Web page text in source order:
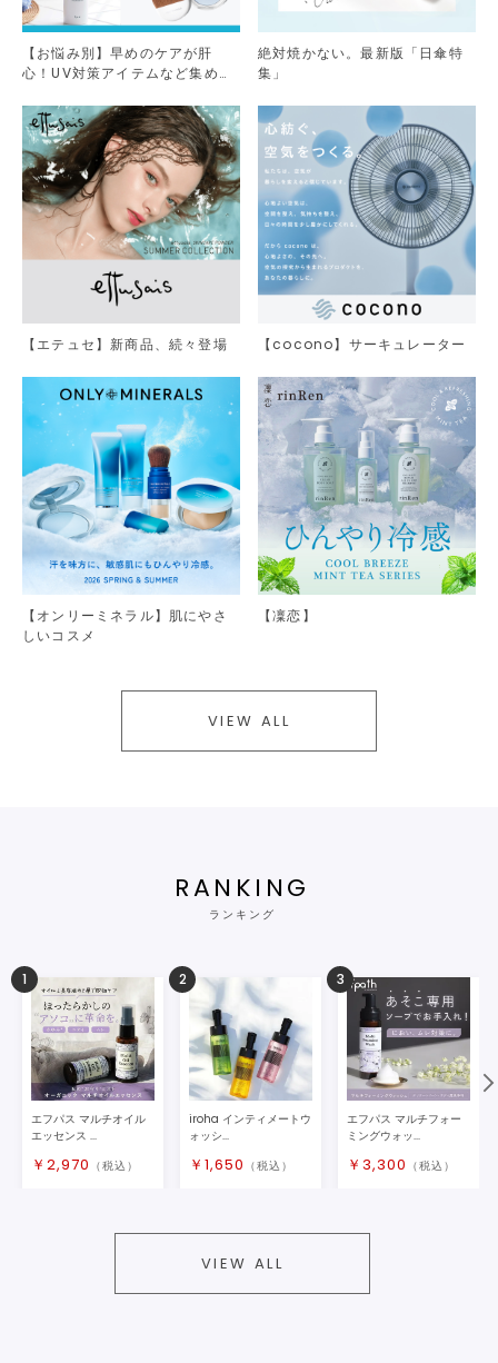
【お悩み別】早めのケアが肝
心！UV対策アイテムなど集めま
絶対焼かない。最新版「日傘特
集」
【エテュセ】新商品、続々登場 【cocono】サーキュレーター
【オンリーミネラル】肌にやさ
しいコスメ
【凜恋】
VIEW ALL
RANKING
ランキング
1
エフパス マルチオイル
エッセンス ...
￥ 2,970 （税込）
2
iroha インティメートウ
ォッシ...
￥ 1,650 （税込）
3
エフパス マルチフォー
ミングウォッ...
￥ 3,300 （税込）
VIEW ALL